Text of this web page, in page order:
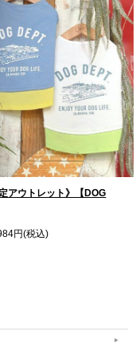
アウトレット》【DOG
円(税込)